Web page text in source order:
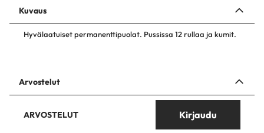
Kuvaus
Hyvälaatuiset permanenttipuolat. Pussissa 12 rullaa ja kumit.
Arvostelut
ARVOSTELUT Kirjaudu